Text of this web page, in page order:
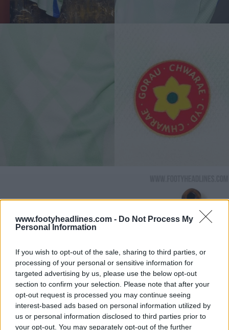
www.footyheadlines.com - Do Not Process My
Personal Information
If you wish to opt-out of the sale, sharing to third parties, or
processing of your personal or sensitive information for
targeted advertising by us, please use the below opt-out
section to confirm your selection. Please note that after your
opt-out request is processed you may continue seeing
interest-based ads based on personal information utilized by
us or personal information disclosed to third parties prior to
your opt-out. You may separately opt-out of the further